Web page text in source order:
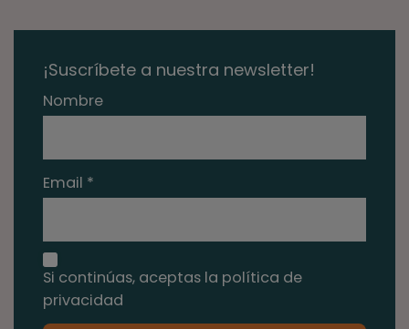
¡Suscríbete a nuestra newsletter!
Nombre
Email *
Si continúas, aceptas la política de
privacidad